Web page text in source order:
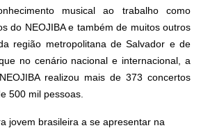
musical ao trabalho como
do NEOJIBA e também de muitos outros
região metropolitana de Salvador e de
no cenário nacional e internacional, a
realizou mais de 373 concertos
500 mil pessoas.
jovem brasileira a se apresentar na